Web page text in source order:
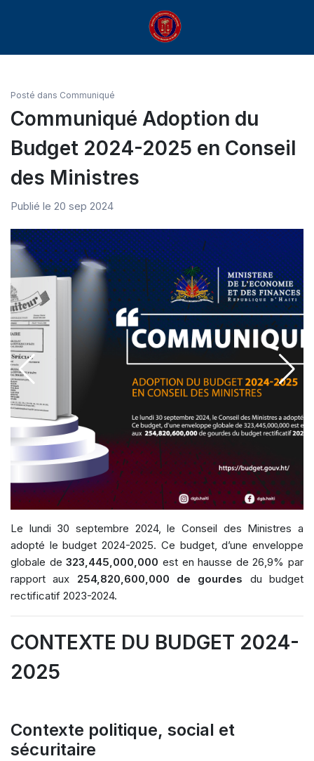
Posté dans Communiqué
Communiqué Adoption du
Budget 2024-2025 en Conseil
des Ministres
Publié le 20 sep 2024
Le lundi 30 septembre 2024, le Conseil des Ministres a
adopté le budget 2024-2025. Ce budget, d’une enveloppe
globale de323,445,000,000 est en hausse de 26,9% par
rapport aux 254,820,600,000 de gourdes du budget
rectificatif 2023-2024.
CONTEXTE DU BUDGET 2024-
2025
Contexte politique, social et
sécuritaire